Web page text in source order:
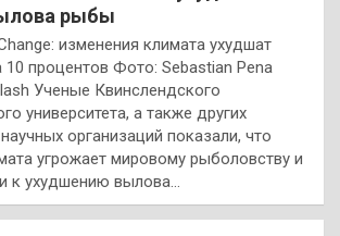
рыбы
изменения климата ухудшат
процентов Фото: Sebastian Pena
Ученые Квинслендского
университета, а также других
организаций показали, что
угрожает мировому рыболовству и
к ухудшению вылова…